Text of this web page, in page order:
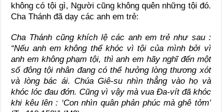
không có tội gì, Người cũng không quên những tội đó.
Cha Thánh đã dạy các anh em trẻ:
Cha Thánh cũng khích lệ các anh em trẻ như sau :
“Nếu anh em không thể khóc vì tội của mình bởi vì
anh em không phạm tội, thì anh em hãy nghĩ đến một
số đông tội nhân đang có thể hưởng lòng thương xót
và lòng bác ái. Chúa Giê-su nhìn thẳng vào họ và
khóc lóc đau đớn. Cũng vì vậy mà vua Đa-vít đã khóc
khi kêu lên : ‘Con nhìn quân phản phúc mà ghê tởm’